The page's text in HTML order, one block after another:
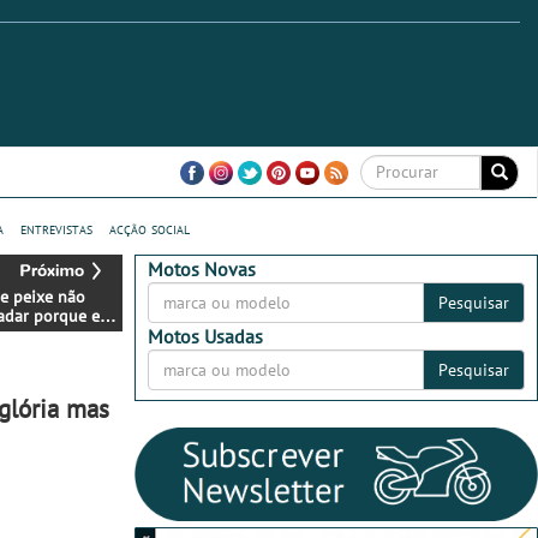
entrevistas acção social
peixe não
porque eu
mas
Motos Novas
Pesquisar
Motos Usadas
Pesquisar